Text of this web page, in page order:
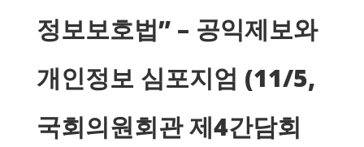
정보보호법” – 공익제보와
개인정보 심포지엄 (11/5,
국회의원회관 제4간담회